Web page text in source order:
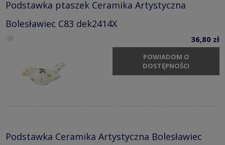
Podstawka ptaszek Ceramika Artystyczna
Bolesławiec C83 dek2414X
36,80 zł
POWIADOM O
DOSTĘPNOŚCI
Podstawka Ceramika Artystyczna Bolesławiec